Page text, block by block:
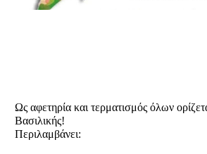
Ως αφετηρία και τερματισμός όλων
Βασιλικής!
Περιλαμβάνει: